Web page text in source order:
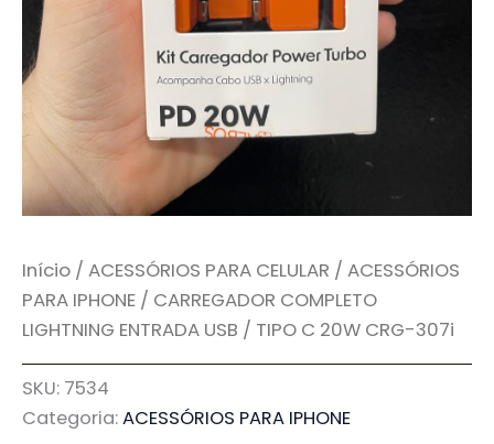
Início / ACESSÓRIOS PARA CELULAR / ACESSÓRIOS
PARA IPHONE / CARREGADOR COMPLETO
LIGHTNING ENTRADA USB / TIPO C 20W CRG-307i
SKU: 7534
Categoria:ACESSÓRIOS PARA IPHONE